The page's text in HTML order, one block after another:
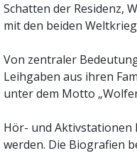
Schatten der Residenz,
mit den beiden
Von zentraler
Leihgaben aus ihren
unter dem Motto
Hör- und Aktivstationen
werden. Die Biografien